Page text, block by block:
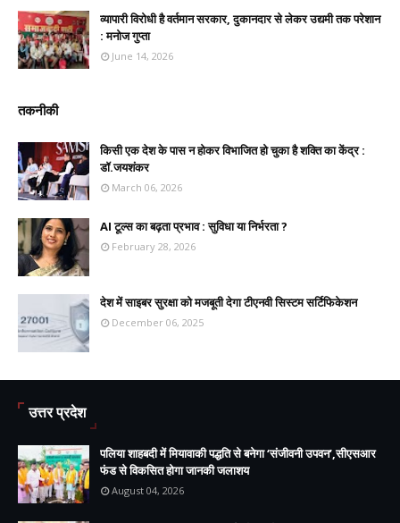
व्यापारी विरोधी है वर्तमान सरकार, दुकानदार से लेकर उद्यमी तक परेशान
: मनोज गुप्ता
June 14, 2026
तकनीकी
किसी एक देश के पास न होकर विभाजित हो चुका है शक्ति का केंद्र :
डॉ.जयशंकर
March 06, 2026
AI टूल्स का बढ़ता प्रभाव : सुविधा या निर्भरता ?
February 28, 2026
देश में साइबर सुरक्षा को मजबूती देगा टीएनवी सिस्टम सर्टिफिकेशन
December 06, 2025
उत्तर प्रदेश
पलिया शाहबदी में मियावाकी पद्धति से बनेगा ‘संजीवनी उपवन’,सीएसआर
फंड से विकसित होगा जानकी जलाशय
August 04, 2026